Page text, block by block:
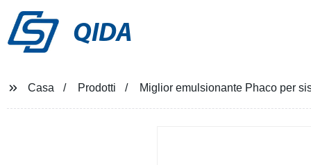
QIDA
Casa Prodotti Miglior emulsionante Phaco per